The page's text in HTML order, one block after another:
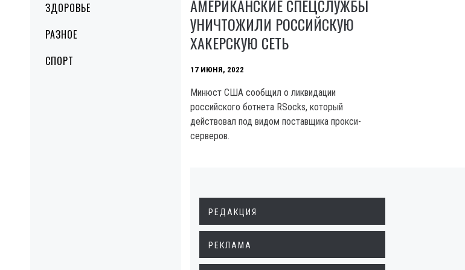
ЗДОРОВЬЕ
РАЗНОЕ
СПОРТ
АМЕРИКАНСКИЕ СПЕЦСЛУЖБЫ
УНИЧТОЖИЛИ РОССИЙСКУЮ
ХАКЕРСКУЮ СЕТЬ
17 ИЮНЯ, 2022
Минюст США сообщил о ликвидации
российского ботнета RSocks, который
действовал под видом поставщика прокси-
серверов.
РЕДАКЦИЯ
РЕКЛАМА